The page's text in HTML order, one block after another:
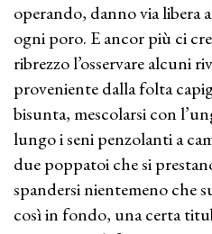
operando, danno via libera
ogni poro. E ancor più ci
ribrezzo l’osservare alcuni
proveniente dalla folta
bisunta, mescolarsi con
lungo i seni penzolanti a
due poppatoi che si
spandersi nientemeno che
così in fondo, una certa